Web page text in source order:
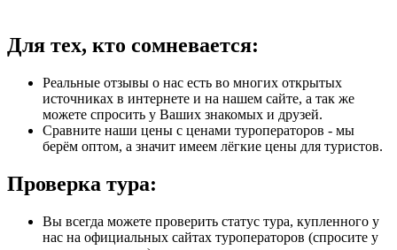
Для тех, кто сомневается:
Реальные отзывы о нас есть во многих открытых
источниках в интернете и на нашем сайте, а так же
можете спросить у Ваших знакомых и друзей.
Сравните наши цены с ценами туроператоров - мы
берём оптом, а значит имеем лёгкие цены для туристов.
Проверка тура:
Вы всегда можете проверить статус тура, купленного у
нас на официальных сайтах туроператоров (спросите у